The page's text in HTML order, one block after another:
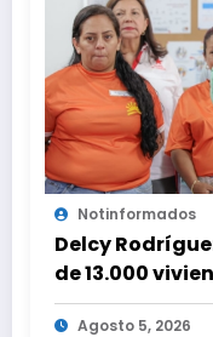
Notinformados
Delcy
de 13.000
terremotos
Agosto 5, 2026